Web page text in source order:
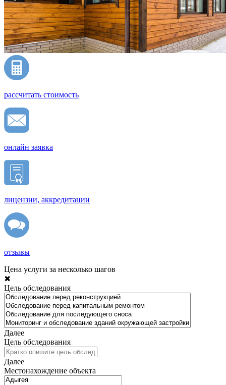
рассчитать стоимость
онлайн заявка
лицензии, аккредитации
отзывы
Цена услуги за несколько шагов
✖
Цель обследования
Далее
Цель обследования
Далее
Местонахождение объекта